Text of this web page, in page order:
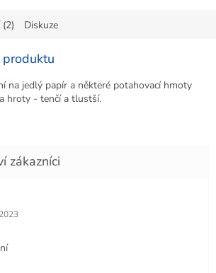
Diskuze
na jedlý papír a některé potahovací hmoty
hroty - tenčí a tlustší.
obchodu je 5 z 5 hvězdiček.